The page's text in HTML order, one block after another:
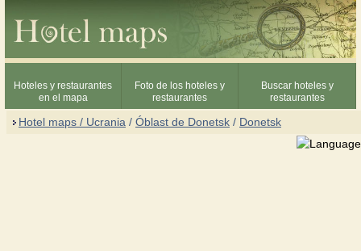
Hoteles y restaurantes
en el mapa
Foto de los hoteles y
restaurantes
Buscar hoteles y
restaurantes
Hotel maps / Ucrania / Óblast de Donetsk / Donetsk